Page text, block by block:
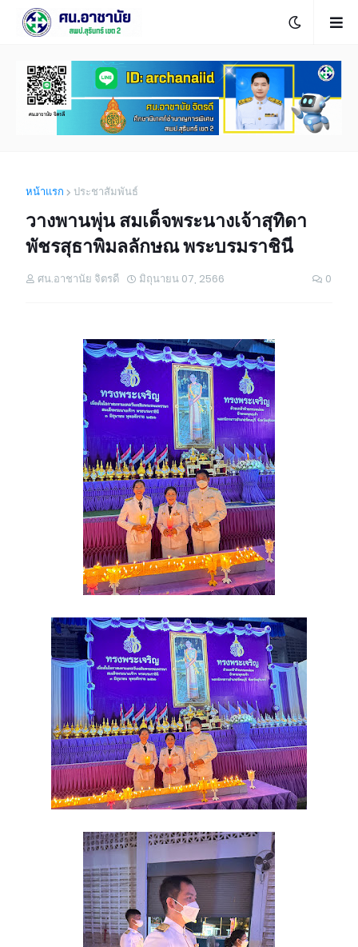
หน้าแรก ประชาสัมพันธ์
วางพานพุ่น สมเด็จพระนางเจ้าสุทิดา
พัชรสุธาพิมลลักษณ พระบรมราชินี
ศน.อาชานัย จิตรดี มิถุนายน 07, 2566 0